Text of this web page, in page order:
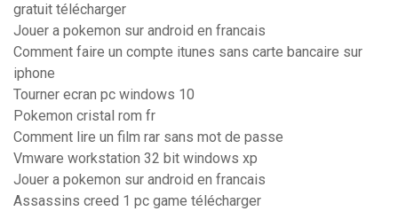
gratuit télécharger
Jouer a pokemon sur android en francais
Comment faire un compte itunes sans carte bancaire sur
iphone
Tourner ecran pc windows 10
Pokemon cristal rom fr
Comment lire un film rar sans mot de passe
Vmware workstation 32 bit windows xp
Jouer a pokemon sur android en francais
Assassins creed 1 pc game télécharger